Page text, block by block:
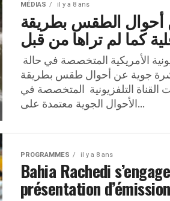
MÉDIAS il y a 8 ans
الطقس بطريقة
كما لم تراها من قبل
جوية عن أحوال طقس بطريقة
التلفزيونية المتخصصة في
الأحوال الجوية معتمدة على...
PROGRAMMES il y a 8 ans
Bahia Rachedi
présentation